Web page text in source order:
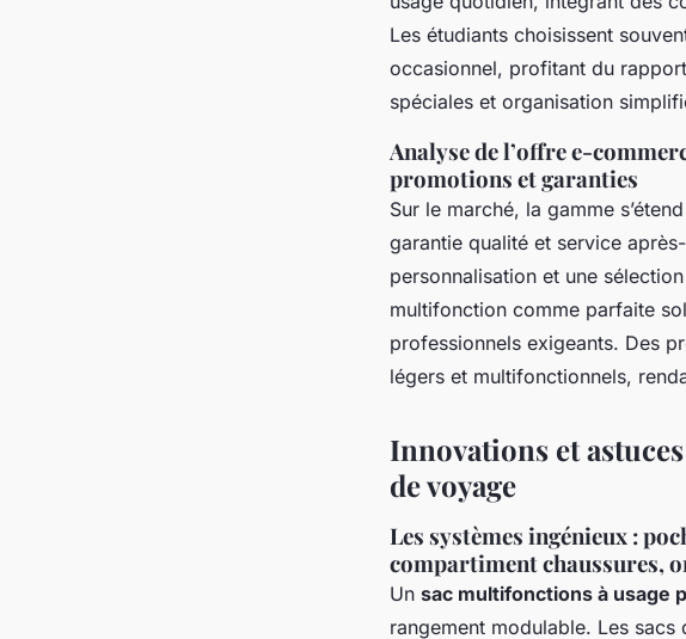
Les étudiants choisissent
occasionnel, profitant du
spéciales et organisation
Analyse de l’offre e-
promotions et garanties
Sur le marché, la gamme
garantie qualité et service
personnalisation et une
multifonction comme parfaite
professionnels exigeants. Des
légers et multifonctionnels,
Innovations et
de voyage
Les systèmes ingénieux :
compartiment chaussures,
Un sac multifonctions à usage
rangement modulable. Les